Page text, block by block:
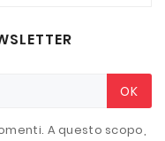
OK
A questo scopo,